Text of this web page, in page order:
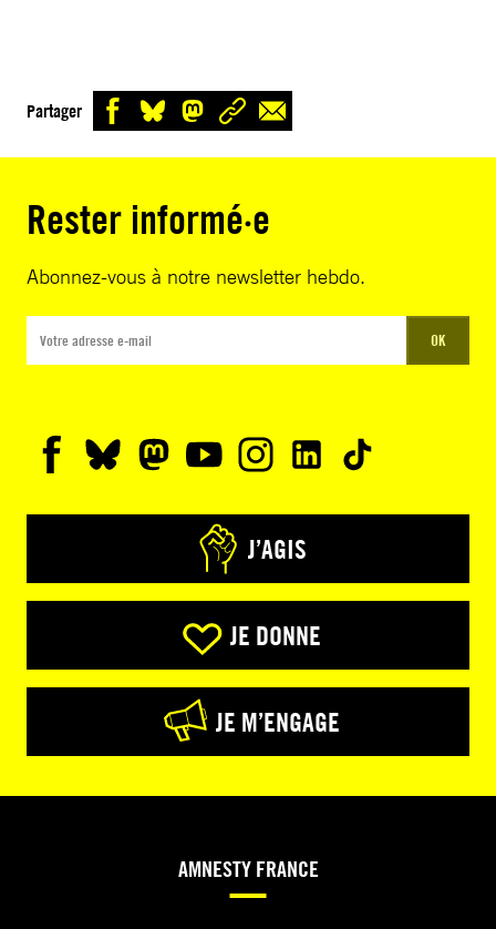
Partager
Rester informé·e
Abonnez-vous à notre newsletter hebdo.
OK
J’AGIS
JE DONNE
JE M’ENGAGE
AMNESTY FRANCE